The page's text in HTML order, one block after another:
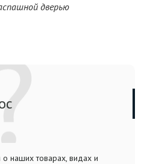
дверью
наших товарах, видах и